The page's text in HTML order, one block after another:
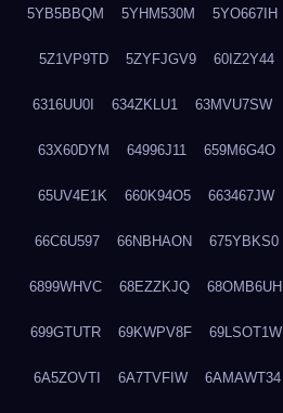
5YB5BBQM 5YHM530M 5YO667IH
5Z1VP9TD 5ZYFJGV9 60IZ2Y44
6316UU0I 634ZKLU1 63MVU7SW
63X60DYM 64996J11 659M6G4O
65UV4E1K 660K94O5 663467JW
66C6U597 66NBHAON 675YBKS0
6899WHVC 68EZZKJQ 68OMB6UH
699GTUTR 69KWPV8F 69LSOT1W
6A5ZOVTI 6A7TVFIW 6AMAWT34